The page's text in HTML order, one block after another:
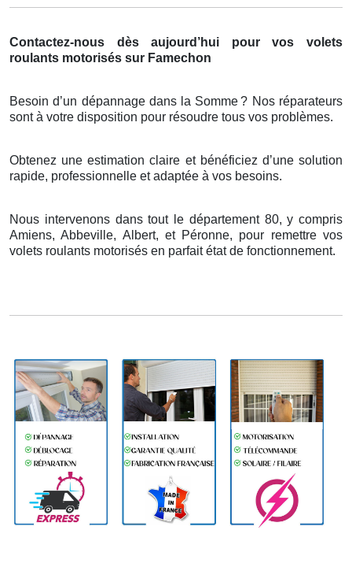
Contactez-nous dès aujourd’hui pour vos volets
roulants motorisés sur Famechon
Besoin d’un dépannage dans la Somme ? Nos réparateurs
sontà votre disposition pour résoudre tous vos probl èmes.
Obtenez une estimation claire et bénéficiez d’une solution
rapide, professionnelle et adaptée à vos besoins.
Nous intervenons dans tout le département 80, y compris
Amiens, Abbeville, Albert, et Péronne, pour remettre vos
volets roulants motorisés en parfait état de fonctionnement.